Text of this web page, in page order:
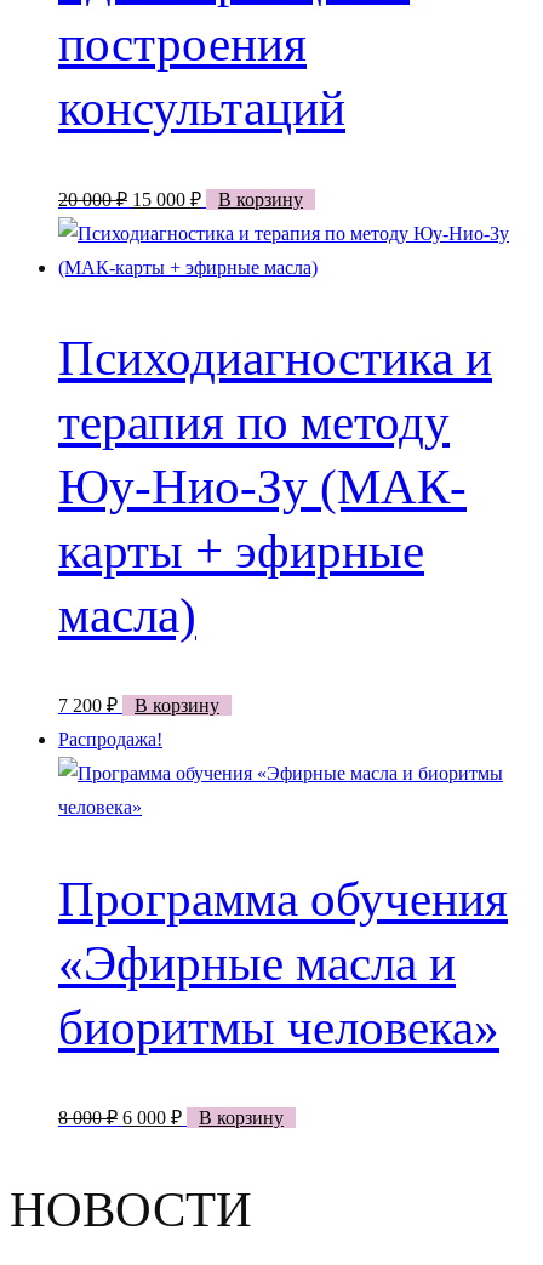
построения
консультаций
20 000₽ Первоначальная
цена
составляла
15 000 ₽Текущая
цена:
15
В корзину
Психодиагностика и
терапия по методу
Юу-Нио-Зу (МАК-
карты + эфирные
масла)
7 200 ₽
В корзину
Распродажа!
Программа обучения
«Эфирные масла и
биоритмы человека»
8 000₽ Первоначальная
8
6 000 ₽Текущая
000 ₽.
В корзину
НОВОСТИ